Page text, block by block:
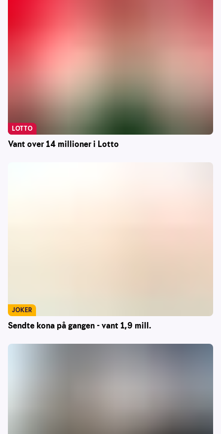
Vant over 14 millioner i Lotto
LOTTO
Sendte kona på gangen - vant 1,9 mill.
JOKER